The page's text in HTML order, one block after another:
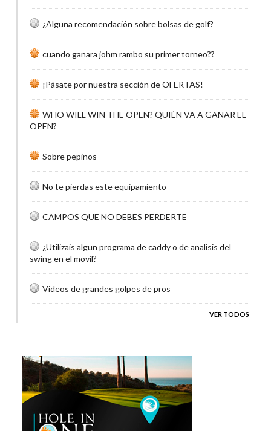
¿Alguna recomendación sobre bolsas de golf?
cuando ganara johm rambo su primer torneo??
¡Pásate por nuestra sección de OFERTAS!
WHO WILL WIN THE OPEN? QUIÉN VA A GANAR EL
OPEN?
Sobre pepinos
No te pierdas este equipamiento
CAMPOS QUE NO DEBES PERDERTE
¿Utilizais algun programa de caddy o de analisis del
swing en el movil?
Videos de grandes golpes de pros
VER TODOS